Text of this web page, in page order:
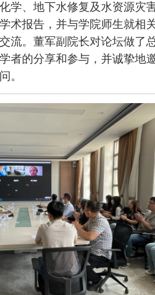
学、地下水修复及水资源灾
术报告，并与学院师生就相
流。董军副院长对论坛做了
者的分享和参与，并诚挚地
。